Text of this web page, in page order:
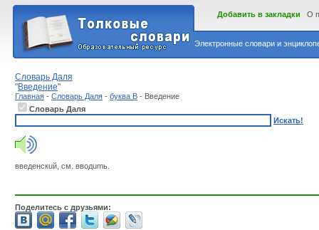
Электронные словари и
Добавить в закладки О
Словарь Даля
"Введение"
Главная - Словарь Даля - буква В - Введение
Словарь Даля
Искать!
введенскuй, см. вводumь.
Поделитесь с друзьями: